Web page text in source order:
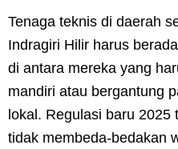
Tenaga teknis di daerah
Indragiri Hilir harus
di antara mereka yang
mandiri atau bergantung
lokal. Regulasi baru
tidak membeda-bedakan